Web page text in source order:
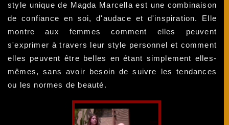
style unique de Magda Marcella est une combinaison
de confiance en soi, d'audace et d'inspiration. Elle
montre aux femmes comment elles peuvent
s'exprimer à travers leur style personnel et comment
elles peuvent être belles en étant simplement elles-
mêmes, sans avoir besoin de suivre les tendances
ou les normes de beauté.